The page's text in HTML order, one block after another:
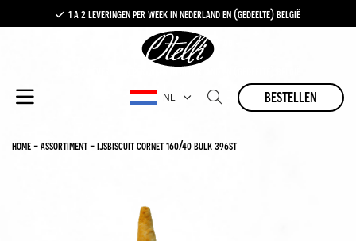
1 a 2 leveringen per week in nederland en (gedeelte) belgië
gratis levering vanaf €100,-
1 a 2 leveringen per week in nederland en (gedeelte) belgië
NL bestellen
home-assortiment-ijsbiscuit cornet 160/40 bulk 396st